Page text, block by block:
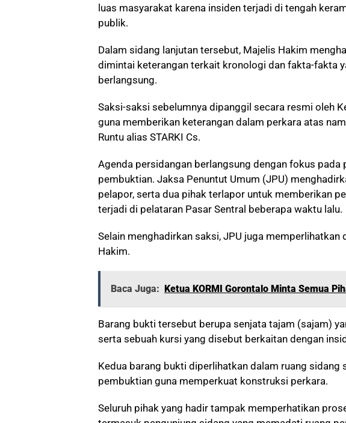
luas masyarakat karena insiden terjadi di tengah
publik.
Dalam sidang lanjutan tersebut, Majelis Hakim
dimintai keterangan terkait kronologi dan fakta-fakta
berlangsung.
Saksi-saksi sebelumnya dipanggil secara resmi oleh
guna memberikan keterangan dalam perkara atas
Runtu alias STARKI Cs.
Agenda persidangan berlangsung dengan fokus pada
pembuktian. Jaksa Penuntut Umum (JPU)
pelapor, serta dua pihak terlapor untuk memberikan
terjadi di pelataran Pasar Sentral beberapa waktu lalu.
Selain menghadirkan saksi, JPU juga memperlihatkan
Hakim.
Baca Juga: Ketua KORMI Gorontalo Minta Semua
Barang bukti tersebut berupa senjata tajam (sajam)
serta sebuah kursi yang disebut berkaitan dengan
Kedua barang bukti diperlihatkan dalam ruang sidang
pembuktian guna memperkuat konstruksi perkara.
Seluruh pihak yang hadir tampak memperhatikan